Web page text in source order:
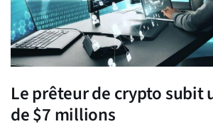
Le prêteur de crypto subit
de $7 millions